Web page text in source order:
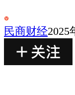
民商财经2025